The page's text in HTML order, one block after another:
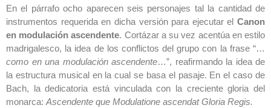
En el párrafo ocho aparecen seis personajes tal la cantidad de
instrumentos requerida en dicha versión para ejecutar el Canon
en modulación ascendente. Cortázar a su vez acentúa en estilo
madrigalesco, la idea de los conflictos del grupo con la frase “…
como en una modulación ascendente…”, reafirmando la idea de
la estructura musical en la cual se basa el pasaje. En el caso de
Bach, la dedicatoria está vinculada con la creciente gloria del
monarca: Ascendente que Modulatione ascendat Gloria Regis.